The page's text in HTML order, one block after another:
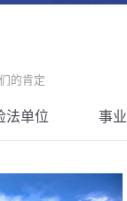
的肯定
法单位 事